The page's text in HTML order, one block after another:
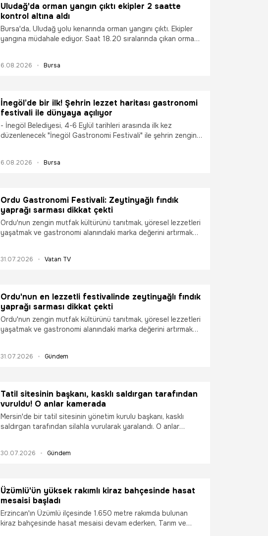
Uludağ'da orman yangın çıktı ekipler 2 saatte
kontrol altına aldı
Bursa'da, Uludağ yolu kenarında orman yangını çıktı. Ekipler
yangına müdahale ediyor. Saat 18.20 sıralarında çıkan orman
6.08.2026 Bursa
İnegöl’de bir ilk! Şehrin lezzet haritası gastronomi
festivali ile dünyaya açılıyor
- İnegöl Belediyesi, 4-6 Eylül tarihleri arasında ilk kez
düzenlenecek "İnegöl Gastronomi Festivali" ile şehrin zengin
gerçekleştirilecek festivalde yüzlerce yöresel lezzet
buluşacak.
6.08.2026 Bursa
Ordu Gastronomi Festivali: Zeytinyağlı fındık
yaprağı sarması dikkat çekti
Ordu'nun zengin mutfak kültürünü tanıtmak, yöresel lezzetleri
yaşatmak ve gastronomi alanındaki marka değerini artırmak
düzenlenen yemek yarışmasında fındık yaprağıyla hazırlanan
31.07.2026 Vatan TV
Ordu'nun en lezzetli festivalinde zeytinyağlı fındık
yaprağı sarması dikkat çekti
Ordu'nun zengin mutfak kültürünü tanıtmak, yöresel lezzetleri
yaşatmak ve gastronomi alanındaki marka değerini artırmak
düzenlenen yemek yarışmasında fındık yaprağıyla hazırlanan
31.07.2026 Gündem
Tatil sitesinin başkanı, kasklı saldırgan tarafından
vuruldu! O anlar kamerada
Mersin'de bir tatil sitesinin yönetim kurulu başkanı, kasklı
saldırgan tarafından silahla vurularak yaralandı. O anlar
30.07.2026 Gündem
Üzümlü'ün yüksek rakımlı kiraz bahçesinde hasat
mesaisi başladı
Erzincan'ın Üzümlü ilçesinde 1.650 metre rakımda bulunan
kiraz bahçesinde hasat mesaisi devam ederken, Tarım ve